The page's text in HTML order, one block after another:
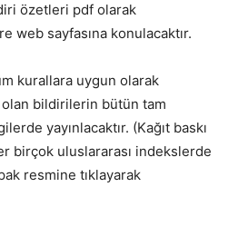
özetleri pdf olarak
web sayfasına konulacaktır.
kurallara uygun olarak
bildirilerin bütün tam
yayınlacaktır. (Kağıt baskı
birçok uluslararası indekslerde
resmine tıklayarak